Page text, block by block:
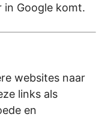
Google komt.
websites naar
links als
en